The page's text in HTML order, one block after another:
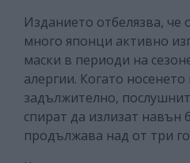
Изданието отбелязва,
много японци активно
маски в периоди на
алергии. Когато носенето
задължително,
спират да излизат навън
продължава над от три